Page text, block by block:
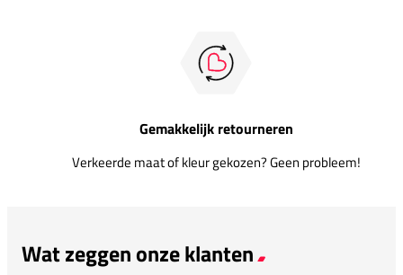
Gemakkelijk retourneren
Verkeerde maat of kleur gekozen? Geen probleem!
Wat zeggen onze klanten